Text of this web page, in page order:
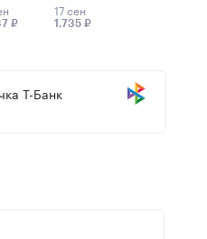
₽
17 сен
1,735 ₽
Т-Банк